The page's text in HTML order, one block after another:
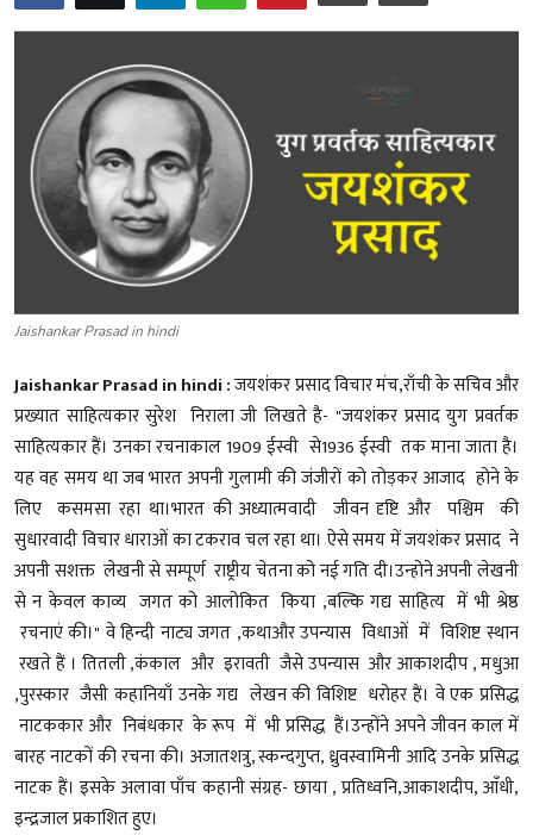
शायरी
Jaishankar Prasad in hindi
Jaishankar Prasad in hindi :जयशंकर प्रसाद विचार मंच,राँची के सचिव और
प्रख्यात साहित्यकार सुरेश निराला जी लिखते है- "जयशंकर प्रसाद युग प्रवर्तक
साहित्यकार हैं। उनका रचनाकाल 1909 ईस्वी से1936 ईस्वी तक माना जाता है।
यह वह समय था जब भारत अपनी गुलामी की जंजीरों को तोड़कर आजाद होने के
लिए कसमसा रहा था।भारत की अध्यात्मवादी जीवन दृष्टि और पश्चिम की
सुधारवादी विचार धाराओं का टकराव चल रहा था। ऐसे समय में जयशंकर प्रसाद ने
अपनी सशक्त लेखनी से सम्पूर्ण राष्ट्रीय चेतना को नई गति दी।उन्होने अपनी लेखनी
से न केवल काव्य जगत को आलोकित किया ,बल्कि गद्य साहित्य में भी श्रेष्ठ
रचनाएं की।" वे हिन्दी नाट्य जगत ,कथाऔर उपन्यास विधाओं में विशिष्ट स्थान
रखते हैं । तितली ,कंकाल और इरावती जैसे उपन्यास और आकाशदीप , मधुआ
,पुरस्कार जैसी कहानियाँ उनके गद्य लेखन की विशिष्ट धरोहर हैं। वे एक प्रसिद्ध
नाटककार और निबंधकार के रूप में भी प्रसिद्ध हैं।उन्होंने अपने जीवन काल में
बारह नाटकों की रचना की। अजातशत्रु, स्कन्दगुप्त, ध्रुवस्वामिनी आदि उनके प्रसिद्ध
नाटक हैं। इसके अलावा पाँच कहानी संग्रह- छाया , प्रतिध्वनि,आकाशदीप, आँधी,
इन्द्रजाल प्रकाशित हुए।